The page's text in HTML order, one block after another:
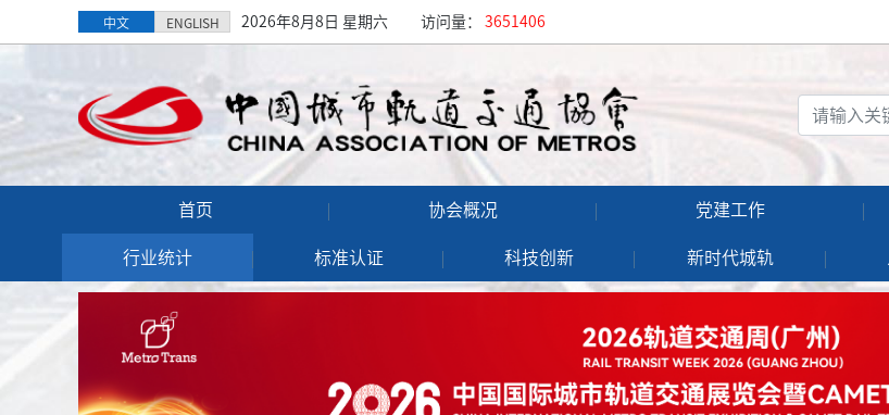
中文 ENGLISH 2026年8月8日 星期六 访问量： 3651406
首页 协会概况 党建工作
行业统计 标准认证 科技创新 新时代城轨